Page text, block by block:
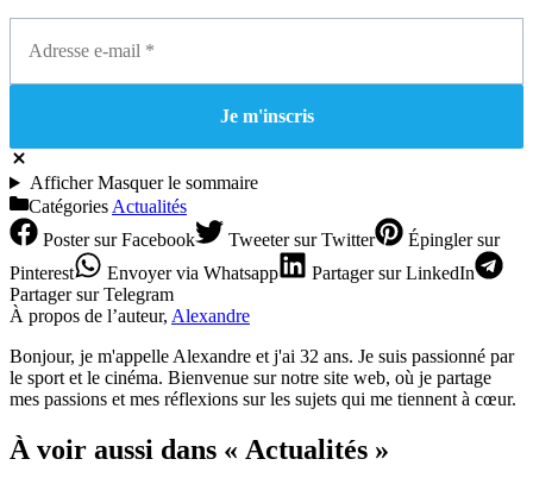
AfficherMasquerle sommaire
Catégories Actualités
Postersur Facebook Tweetersur Twitter Épinglersur
Pinterest
Envoyervia Whatsapp Partagersur LinkedIn
Partagersur Telegram
À propos de l’auteur, Alexandre
Bonjour, je m'appelle Alexandre et j'ai 32 ans. Je suis passionné par
le sport et le cinéma. Bienvenue sur notre site web, où je partage
mes passions et mes réflexions sur les sujets qui me tiennent à cœur.
À voir aussi dans « Actualités »